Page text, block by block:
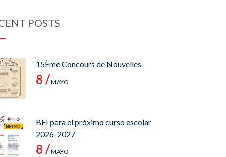
POSTS
15Ème Concours de Nouvelles
8 /MAYO
BFI para el próximo curso escolar
2026-2027
8 /MAYO